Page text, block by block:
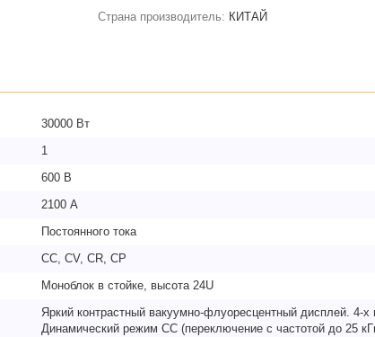
Страна производитель: КИТАЙ
30000 Вт
1
600 В
2100 А
Постоянного тока
CC, CV, CR, CP
Моноблок в стойке, высота 24U
Яркий контрастный вакуумно-флуоресцентный дисплей. 4-
Динамический режим CC (переключение с частотой до 25